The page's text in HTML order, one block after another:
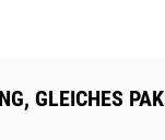
GLEICHES